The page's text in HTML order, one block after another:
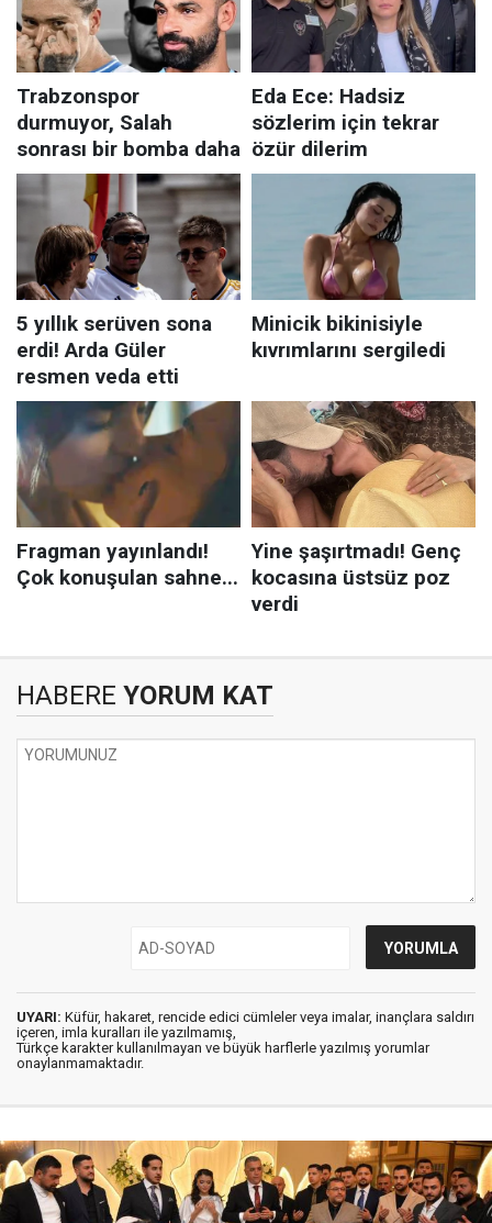
HABERE YORUM KAT
UYARI: Küfür, hakaret, rencide edici cümleler veya imalar, inançlara saldırı
içeren, imla kuralları ile yazılmamış,
Türkçe karakter kullanılmayan ve büyük harflerle yazılmış yorumlar
onaylanmamaktadır.